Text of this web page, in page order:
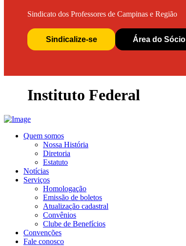
Sindicato dos Professores de Campinas e Região
Sindicalize-se Área do Sócio
Instituto Federal
Quem somos
Nossa História
Diretoria
Estatuto
Notícias
Serviços
Homologação
Emissão de boletos
Atualização cadastral
Convênios
Clube de Benefícios
Convenções
Fale conosco